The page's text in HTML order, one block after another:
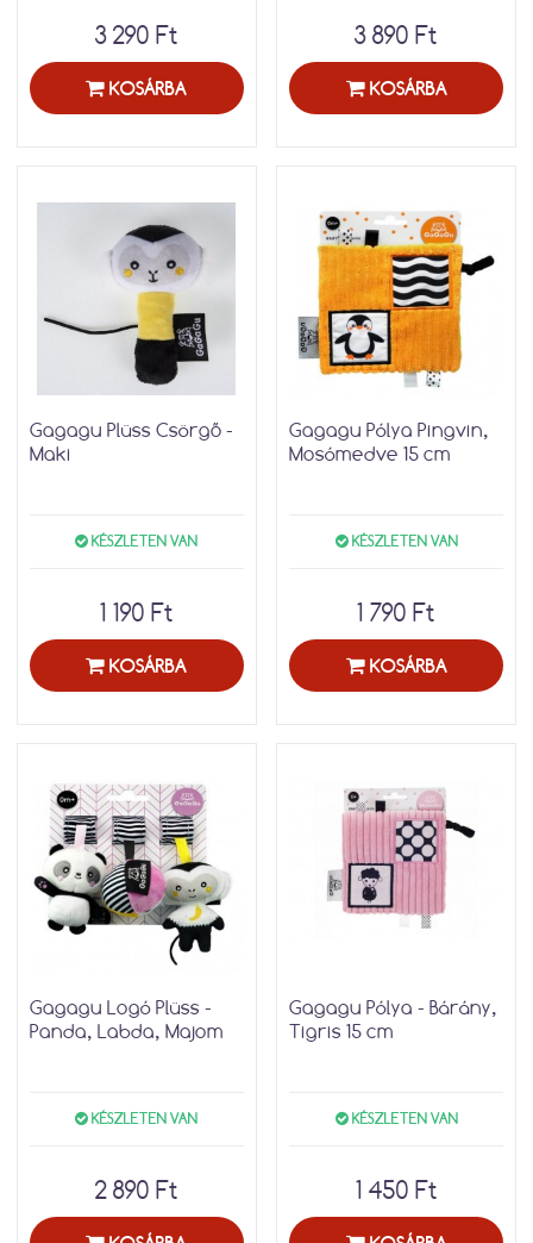
3 290 Ft
KOSÁRBA
3 890 Ft
KOSÁRBA
Gagagu Plüss Csörgő -
Maki
KÉSZLETEN VAN
1 190 Ft
KOSÁRBA
Gagagu Pólya Pingvin,
Mosómedve 15 cm
KÉSZLETEN VAN
1 790 Ft
KOSÁRBA
Gagagu Logó Plüss -
Panda, Labda, Majom
KÉSZLETEN VAN
2 890 Ft
Gagagu Pólya - Bárány,
Tigris 15 cm
KÉSZLETEN VAN
1 450 Ft